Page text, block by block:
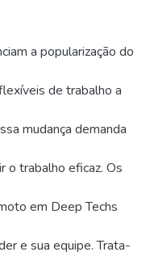
a popularização do
de trabalho a
mudança demanda
o trabalho eficaz. Os
em Deep Techs
e sua equipe. Trata-